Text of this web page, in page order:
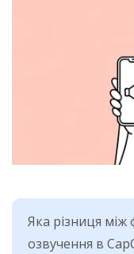
Яка різниця між
озвучення в